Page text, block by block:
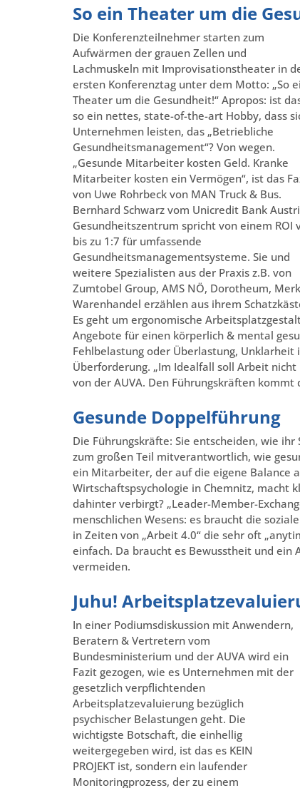
So ein Theater um die
Die Konferenzteilnehmer starten zum
Aufwärmen der grauen Zellen und
Lachmuskeln mit Improvisationstheater in
ersten Konferenztag unter dem Motto: „So
Theater um die Gesundheit!“ Apropos: ist
so ein nettes, state-of-the-art Hobby, dass
Unternehmen leisten, das „Betriebliche
Gesundheitsmanagement“? Von wegen.
„Gesunde Mitarbeiter kosten Geld. Kranke
Mitarbeiter kosten ein Vermögen“, ist das
von Uwe Rohrbeck von MAN Truck & Bus.
Bernhard Schwarz vom Unicredit Bank
Gesundheitszentrum spricht von einem ROI
bis zu 1:7 für umfassende
Gesundheitsmanagementsysteme. Sie und
weitere Spezialisten aus der Praxis z.B. von
Zumtobel Group, AMS NÖ, Dorotheum,
Warenhandel erzählen aus ihrem
Es geht um ergonomische
Angebote für einen körperlich & mental
Fehlbelastung oder Überlastung,
Überforderung. „Im Idealfall soll Arbeit
von der AUVA. Den Führungskräften kommt
Gesunde Doppelführung
Die Führungskräfte: Sie entscheiden, wie
zum großen Teil mitverantwortlich, wie
ein Mitarbeiter, der auf die eigene Balance
Wirtschaftspsychologie in Chemnitz, macht
dahinter verbirgt? „Leader-Member-
menschlichen Wesens: es braucht die
in Zeiten von „Arbeit 4.0“ die sehr oft
einfach. Da braucht es Bewusstheit und
vermeiden.
Juhu!
In einer Podiumsdiskussion mit Anwendern,
Beratern & Vertretern vom
Bundesministerium und der AUVA wird ein
Fazit gezogen, wie es Unternehmen mit der
gesetzlich verpflichtenden
Arbeitsplatzevaluierung bezüglich
psychischer Belastungen geht. Die
wichtigste Botschaft, die einhellig
weitergegeben wird, ist das es KEIN
PROJEKT ist, sondern ein laufender
Monitoringprozess, der zu einem